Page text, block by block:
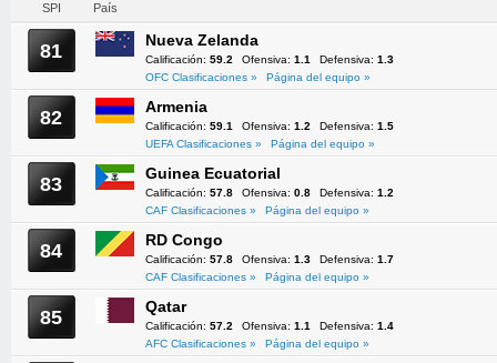
SPI País
81 Nueva Zelanda
Calificación: 59.2 Ofensiva: 1.1 Defensiva: 1.3
OFC Clasificaciones »
Página del equipo »
82 Armenia
Calificación: 59.1 Ofensiva: 1.2 Defensiva: 1.5
UEFA Clasificaciones »
Página del equipo »
83 Guinea Ecuatorial
Calificación: 57.8 Ofensiva: 0.8 Defensiva: 1.2
CAF Clasificaciones »
Página del equipo »
84 RD Congo
Calificación: 57.8 Ofensiva: 1.3 Defensiva: 1.7
CAF Clasificaciones »
Página del equipo »
85 Qatar
Calificación: 57.2 Ofensiva: 1.1 Defensiva: 1.4
AFC Clasificaciones »
Página del equipo »